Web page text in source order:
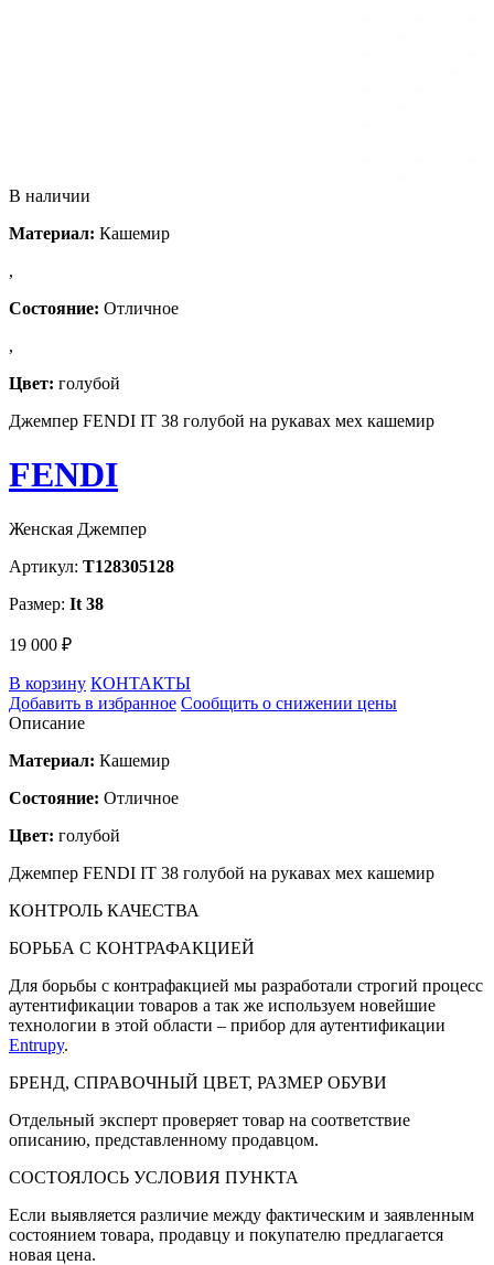
В наличии
Материал: Кашемир
,
Состояние: Отличное
,
Цвет: голубой
Джемпер FENDI IT 38 голубой на рукавах мех кашемир
FENDI
Женская Джемпер
Артикул: T128305128
Размер: It 38
19 000 ₽
В корзину КОНТАКТЫ
Добавить в избранное Сообщить о снижении цены
Описание
Материал: Кашемир
Состояние: Отличное
Цвет: голубой
Джемпер FENDI IT 38 голубой на рукавах мех кашемир
КОНТРОЛЬ КАЧЕСТВА
БОРЬБА С КОНТРАФАКЦИЕЙ
Для борьбы с контрафакцией мы разработали строгий процесс
аутентификации товаров а так же используем новейшие
технологии в этой области – прибор для аутентификации
Entrupy.
БРЕНД, СПРАВОЧНЫЙ ЦВЕТ, РАЗМЕР ОБУВИ
Отдельный эксперт проверяет товар на соответствие
описанию, представленному продавцом.
СОСТОЯЛОСЬ УСЛОВИЯ ПУНКТА
Если выявляется различие между фактическим и заявленным
состоянием товара, продавцу и покупателю предлагается
новая цена.